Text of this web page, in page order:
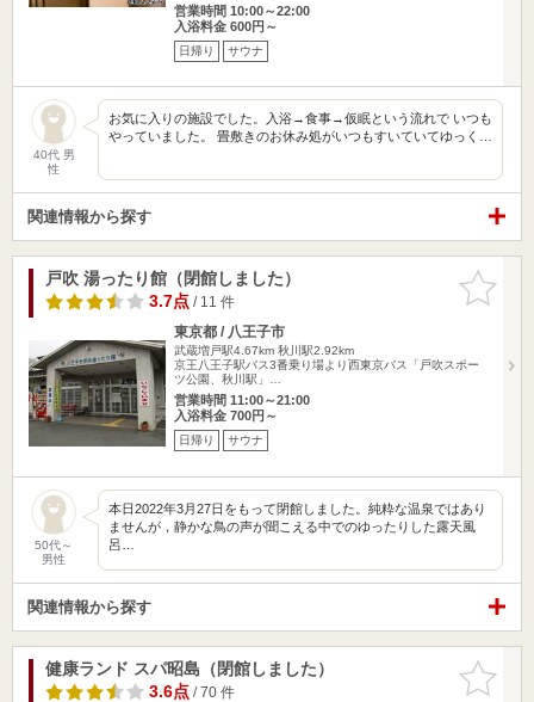
営業時間 10:00～22:00
入浴料金 600円～
日帰り サウナ
40代 男
性
お気に入りの施設でした。入浴→食事→仮眠という流れで いつも
やっていました。 畳敷きのお休み処がいつもすいていてゆっく…
関連情報から探す
お気に入
りに追加
戸吹 湯ったり館（閉館しました）
3.7点/ 11 件
東京都 / 八王子市
武蔵増戸駅4.67km 秋川駅2.92km
京王八王子駅バス3番乗り場より西東京バス「戸吹スポー
ツ公園、秋川駅」…
営業時間 11:00～21:00
入浴料金 700円～
日帰り サウナ
50代～
男性
本日2022年3月27日をもって閉館しました。純粋な温泉ではあり
ませんが，静かな鳥の声が聞こえる中でのゆったりした露天風
呂…
関連情報から探す
お気に入
りに追加
健康ランド スパ昭島（閉館しました）
3.6点/ 70 件